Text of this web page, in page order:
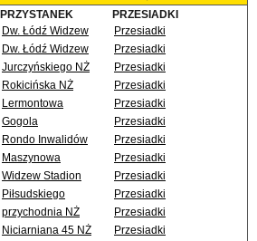
PRZYSTANEK
PRZESIADKI
Dw. Łódź Widzew
Przesiadki
Dw. Łódź Widzew
Przesiadki
Jurczyńskiego NŻ
Przesiadki
Rokicińska NŻ
Przesiadki
Lermontowa
Przesiadki
Gogola
Przesiadki
Rondo Inwalidów
Przesiadki
Maszynowa
Przesiadki
Widzew Stadion
Przesiadki
Piłsudskiego
Przesiadki
przychodnia NŻ
Przesiadki
Niciarniana 45 NŻ
Przesiadki